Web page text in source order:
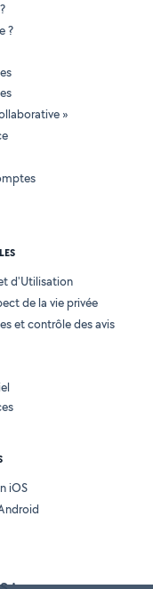
?
»
d'Utilisation
de la vie privée
et contrôle des avis
iOS